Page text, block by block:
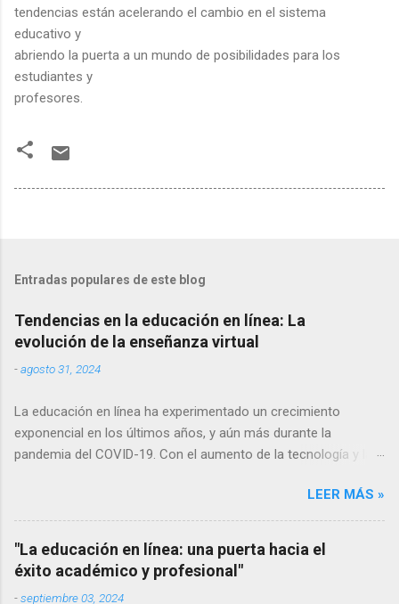
tendencias están acelerando el cambio en el sistema
educativo y
abriendo la puerta a un mundo de posibilidades para los
estudiantes y
profesores.
Entradas populares de este blog
Tendencias en la educación en línea: La
evolución de la enseñanza virtual
-agosto 31, 2024
La educación en línea ha experimentado un crecimiento
exponencial en los últimos años, y aún más durante la
pandemia del COVID-19. Con el aumento de la tecnología y la
a la educación en línea, lo que ha llevado a una evolución
constante en las formas de enseñanza y aprendizaje virtuales.
En este artículo, exploraremos algunas de las tendencias más
relevantes en la educación en línea y cómo están cambiando la
forma en que adquirimos conocimientos. Aprendizaje móvil El
LEER MÁS »
"La educación en línea: una puerta hacia el
éxito académico y profesional"
-septiembre 03, 2024